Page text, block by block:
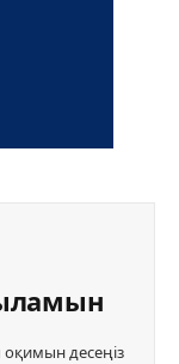
десеңіз